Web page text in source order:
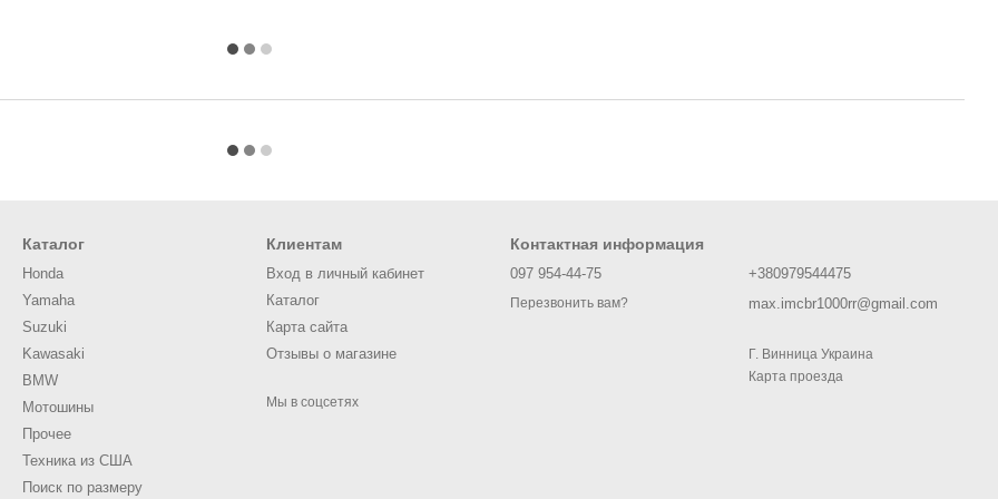
Каталог
Honda
Yamaha
Suzuki
Kawasaki
BMW
Мотошины
Прочее
Техника из США
Поиск по размеру
Клиентам
Вход в личный кабинет
Каталог
Карта сайта
Отзывы о магазине
Мы в соцсетях
Контактная информация
097 954-44-75
Перезвонить вам?
+380979544475
max.imcbr1000rr@gmail.com
Г. Винница Украина
Карта проезда